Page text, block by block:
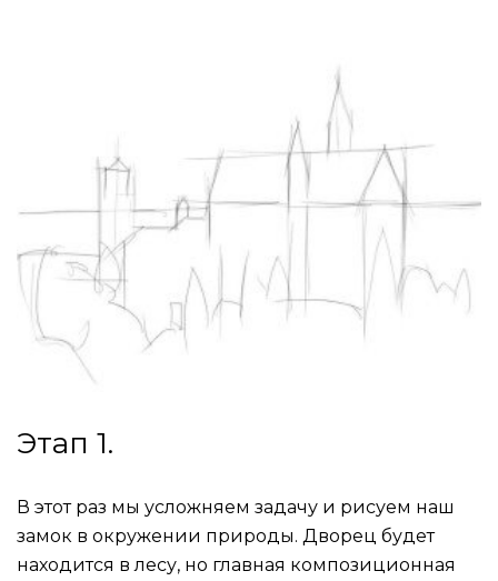
Этап 1.
В этот раз мы усложняем задачу и рисуем наш
замок в окружении природы. Дворец будет
находится в лесу, но главная композиционная